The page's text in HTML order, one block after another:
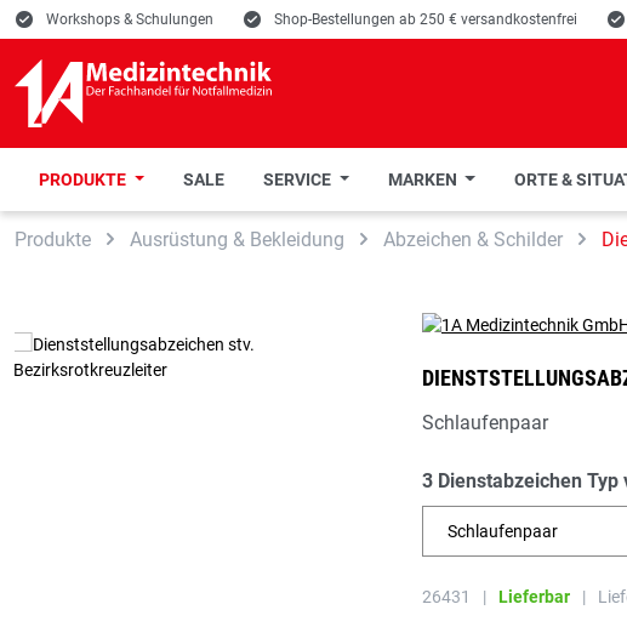
Zur Suche springen
Zur Hauptnavigation springen
E Workshops & Schulungen E Shop-Bestellungen ab 250 € versandkostenfrei E
PRODUKTE SALE SERVICE MARKEN ORTE &
Produkte Ausrüstung & Bekleidung Abzeichen & Schilder
Schlaufenpaar
3 Dienstabzeichen Typ
Schlaufenpaar
26431 | Lieferbar |